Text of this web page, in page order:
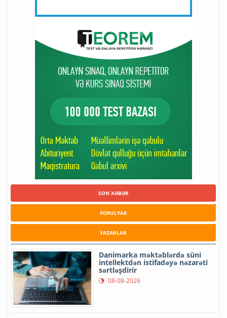
SON XƏBƏR
POPULYAR
YAZARLAR
Danimarka məktəblərdə süni
intellektdən istifadəyə nəzarəti
sərtləşdirir
08-08-2026